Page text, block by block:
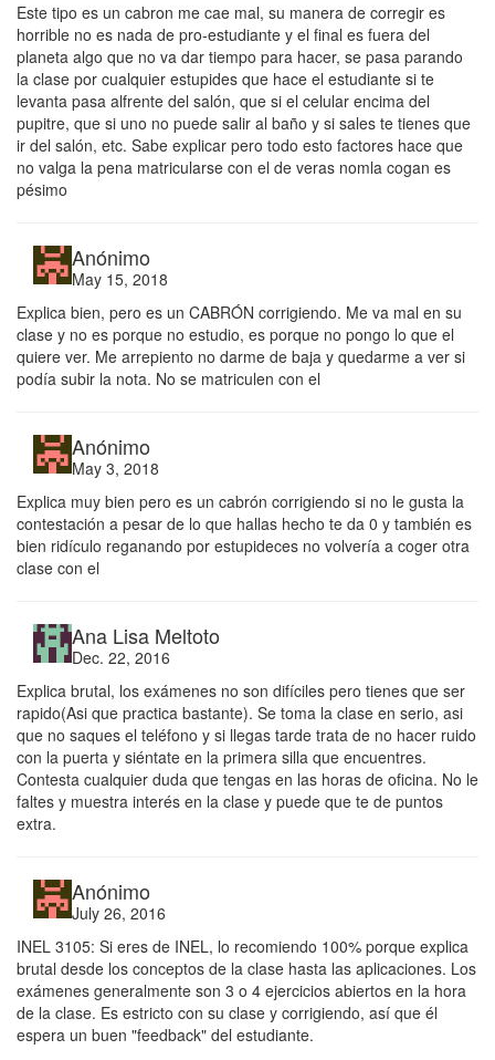
Este tipo es un cabron me cae mal, su manera de corregir es
horrible no es nada de pro-estudiante y el final es fuera del
planeta algo que no va dar tiempo para hacer, se pasa parando
la clase por cualquier estupides que hace el estudiante si te
levanta pasa alfrente del salón, que si el celular encima del
pupitre, que si uno no puede salir al baño y si sales te tienes que
ir del salón, etc. Sabe explicar pero todo esto factores hace que
no valga la pena matricularse con el de veras nomla cogan es
pésimo
Anónimo
May 15, 2018
Explica bien, pero es un CABRÓN corrigiendo. Me va mal en su
clase y no es porque no estudio, es porque no pongo lo que el
quiere ver. Me arrepiento no darme de baja y quedarme a ver si
podía subir la nota. No se matriculen con el
Anónimo
May 3, 2018
Explica muy bien pero es un cabrón corrigiendo si no le gusta la
contestación a pesar de lo que hallas hecho te da 0 y también es
bien ridículo reganando por estupideces no volvería a coger otra
clase con el
Ana Lisa Meltoto
Dec. 22, 2016
Explica brutal, los exámenes no son difíciles pero tienes que ser
rapido(Asi que practica bastante). Se toma la clase en serio, asi
que no saques el teléfono y si llegas tarde trata de no hacer ruido
con la puerta y siéntate en la primera silla que encuentres.
Contesta cualquier duda que tengas en las horas de oficina. No le
faltes y muestra interés en la clase y puede que te de puntos
extra.
Anónimo
July 26, 2016
INEL 3105: Si eres de INEL, lo recomiendo 100% porque explica
brutal desde los conceptos de la clase hasta las aplicaciones. Los
exámenes generalmente son 3 o 4 ejercicios abiertos en la hora
de la clase. Es estricto con su clase y corrigiendo, así que él
espera un buen "feedback" del estudiante.